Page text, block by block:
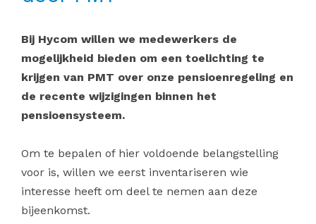
Bij Hycom willen we medewerkers de
mogelijkheid bieden om een toelichting te
krijgen van PMT over onze pensioenregeling en
de recente wijzigingen binnen het
pensioensysteem.
Om te bepalen of hier voldoende belangstelling
voor is, willen we eerst inventariseren wie
interesse heeft om deel te nemen aan deze
bijeenkomst.